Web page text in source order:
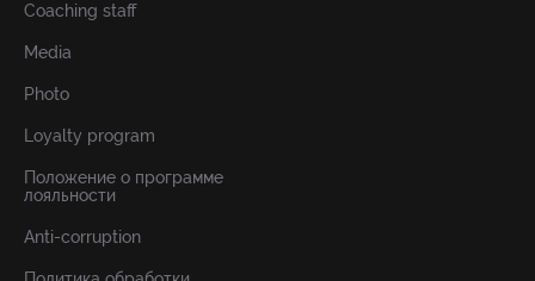
Coaching staff
Media
Photo
Loyalty program
Положение о программе
лояльности
Anti-corruption